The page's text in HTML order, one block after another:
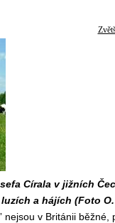
Círala v jižních
a hájích (Foto
nejsou v Británii